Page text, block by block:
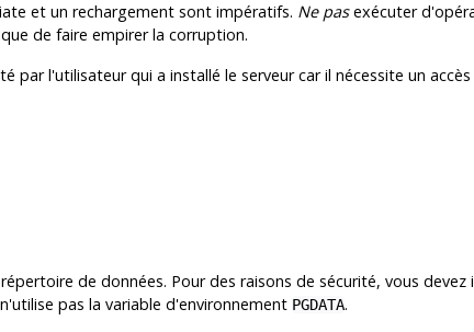
et un rechargement sont impératifs. Ne pasexécuter
de faire empirer la corruption.
par l'utilisateur qui a installé le serveur car il nécessite un
de données. Pour des raisons de sécurité, vous
n'utilise pas la variable d'environnement PGDATA.